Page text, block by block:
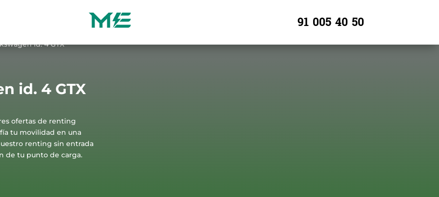
91 005 40 50
id. 4 GTX
id. 4 GTX
ofertas de renting
tu movilidad en una
renting sin entrada
de tu punto de carga.